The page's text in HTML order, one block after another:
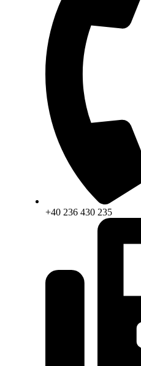
+40 236 430 235